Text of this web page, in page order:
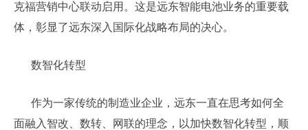
克福营销中心联动启用。这是远东智能电池业务的重要载
体，彰显了远东深入国际化战略布局的决心。
数智化转型
作为一家传统的制造业企业，远东一直在思考如何全
面融入智改、数转、网联的理念，以加快数智化转型，顺